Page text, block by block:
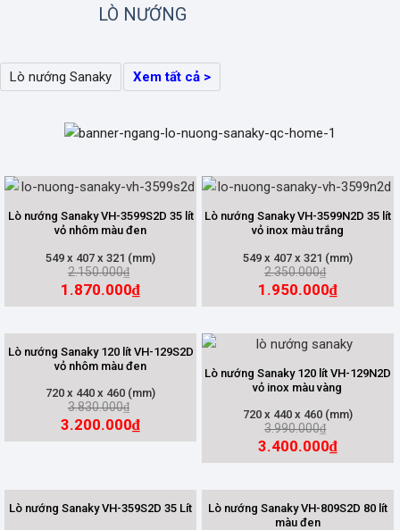
LÒ NƯỚNG
Lò nướng Sanaky Xem tất cả >
Lò nướng Sanaky VH-3599S2D 35 lít
vỏ nhôm màu đen
549 x 407 x 321 (mm)
2.150.000₫
1.870.000₫
Lò nướng Sanaky VH-3599N2D 35 lít
vỏ inox màu trắng
549 x 407 x 321 (mm)
2.350.000₫
1.950.000₫
Lò nướng Sanaky 120 lít VH-129S2D
vỏ nhôm màu đen
720 x 440 x 460 (mm)
3.830.000₫
3.200.000₫
Lò nướng Sanaky 120 lít VH-129N2D
vỏ inox màu vàng
720 x 440 x 460 (mm)
3.990.000₫
3.400.000₫
Lò nướng Sanaky VH-359S2D 35 Lít
Lò nướng Sanaky VH-809S2D 80 lít
màu đen